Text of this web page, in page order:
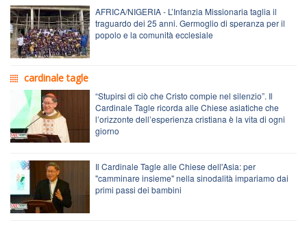
AFRICA/NIGERIA - L’Infanzia Missionaria taglia il
traguardo dei 25 anni. Germoglio di speranza per il
popolo e la comunità ecclesiale
cardinale tagle
“Stupirsi di ciò che Cristo compie nel silenzio”. Il
Cardinale Tagle ricorda alle Chiese asiatiche che
l’orizzonte dell’esperienza cristiana è la vita di ogni
giorno
Il Cardinale Tagle alle Chiese dell'Asia: per
"camminare insieme" nella sinodalità impariamo dai
primi passi dei bambini